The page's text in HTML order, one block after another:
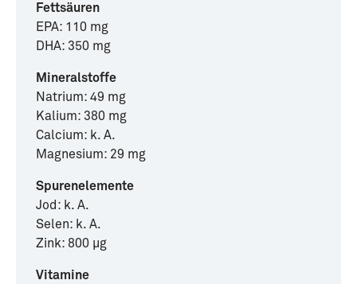
Fettsäuren
EPA: 110 mg
DHA: 350 mg
Mineralstoffe
Natrium: 49 mg
Kalium: 380 mg
Calcium: k. A.
Magnesium: 29 mg
Spurenelemente
Jod: k. A.
Selen: k. A.
Zink: 800 µg
Vitamine